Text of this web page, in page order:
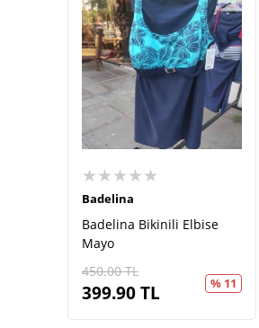
★★★★★
Badelina
Badelina Bikinili Elbise
Mayo
450.00TL
399.90TL % 11